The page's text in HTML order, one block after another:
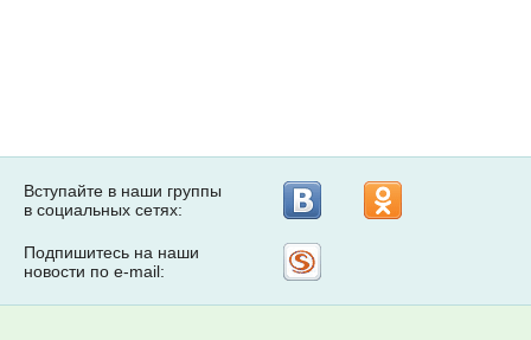
Вступайте в наши группы
в социальных сетях:
Подпишитесь на наши
новости по e-mail: